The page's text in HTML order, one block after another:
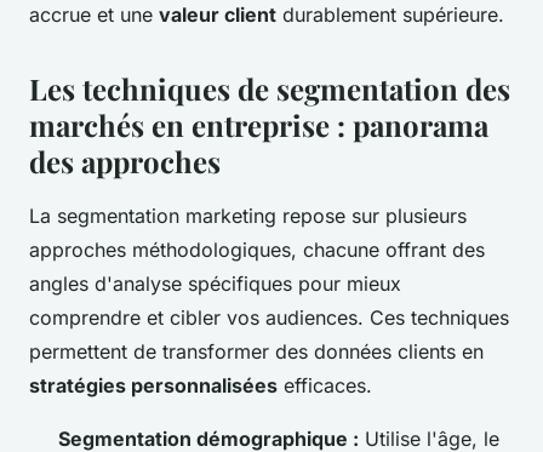
accrue et une valeur client durablement supérieure.
Les techniques de segmentation des
marchés en entreprise : panorama
des approches
La segmentation marketing repose sur plusieurs
approches méthodologiques, chacune offrant des
angles d'analyse spécifiques pour mieux
comprendre et cibler vos audiences. Ces techniques
permettent de transformer des données clients en
stratégies personnalisées efficaces.
Segmentation démographique : Utilise l'âge, le